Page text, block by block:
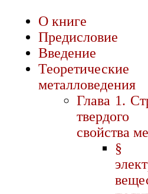
О книге
Предисловие
Введение
металловедения
Глава 1.
свойства
§